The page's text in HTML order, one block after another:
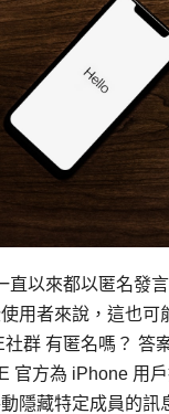
直以來都以匿名發
用者來說，這也可
群 有匿名嗎？ 答
官方為 iPhone 用
隱藏特定成員的訊